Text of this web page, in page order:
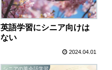
英語学習にシニア向けは
ない
2024.04.01
シニアの英会話学習